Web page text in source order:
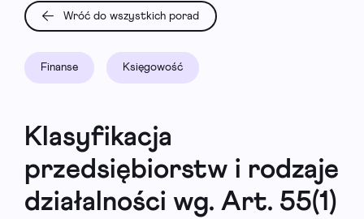
Wróć do wszystkich porad
Finanse Księgowość
Klasyfikacja
przedsiębiorstw i rodzaje
działalności wg. Art. 55(1)